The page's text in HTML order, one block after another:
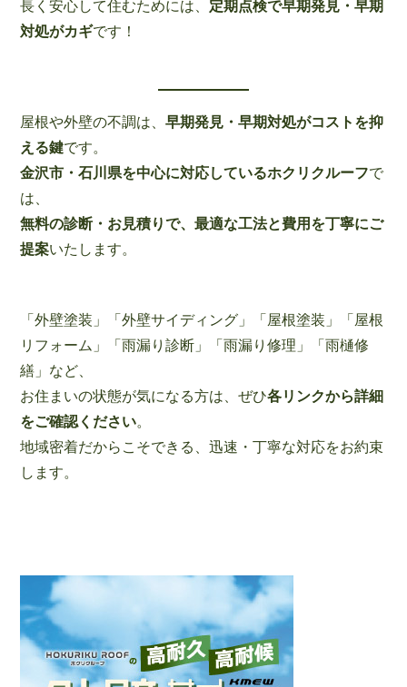
長く安心して住むためには、 定期点検で早期発見・早期
対処がカギです！
屋根や外壁の不調は、 早期発見・早期対処がコストを抑
える鍵です。
金沢市・石川県を中心に対応しているホクリクルーフで
は、
無料の診断・お見積りで、最適な工法と費用を丁寧にご
提案いたします。
「外壁塗装」「外壁サイディング」「屋根塗装」「屋根
リフォーム」「雨漏り診断」「雨漏り修理」「雨樋修
繕」など、
お住まいの状態が気になる方は、ぜひ各リンクから詳細
をご確認ください。
地域密着だからこそできる、迅速・丁寧な対応をお約束
します。